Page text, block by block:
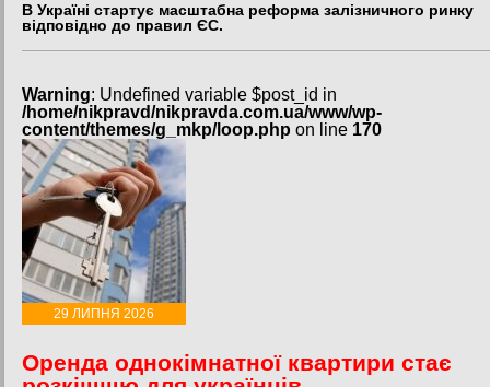
В Україні стартує масштабна реформа залізничного ринку
відповідно до правил ЄС.
Warning: Undefined variable $post_id in
/home/nikpravd/nikpravda.com.ua/www/wp-
content/themes/g_mkp/loop.php on line 170
29 ЛИПНЯ 2026
Оренда однокімнатної квартири стає